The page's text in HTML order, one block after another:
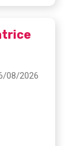
08/2026